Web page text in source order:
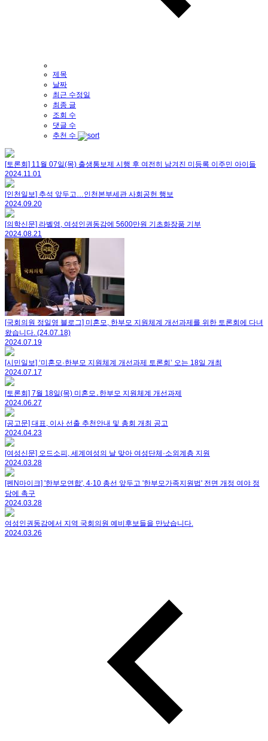
제목
날짜
최근 수정일
최종 글
조회 수
댓글 수
추천 수
[토론회] 11월 07일(목) 출생통보제 시행 후 여전히 남겨진 미등록 이주민 아이들
2024.11.01
[인천일보] 추석 앞두고…인천본부세관 사회공헌 행보
2024.09.20
[의학신문] 라벨영, 여성인권동감에 5600만원 기초화장품 기부
2024.08.21
[국회의원 정일영 블로그] 미혼모, 한부모 지원체계 개선과제를 위한 토론회에 다녀
왔습니다. (24.07.18)
2024.07.19
[시민일보] ‘미혼모·한부모 지원체계 개선과제 토론회’ 오는 18일 개최
2024.07.17
[토론회] 7월 18일(목) 미혼모․한부모 지원체계 개선과제
2024.06.27
[공고문] 대표, 이사 선출 추천안내 및 총회 개최 공고
2024.04.23
[여성신문] 오드소피, 세계여성의 날 맞아 여성단체·소외계층 지원
2024.03.28
[펜N마이크] '한부모연합', 4·10 총선 앞두고 '한부모가족지원법' 전면 개정 여야 정
당에 촉구
2024.03.28
여성인권동감에서 지역 국회의원 예비후보들을 만났습니다.
2024.03.26